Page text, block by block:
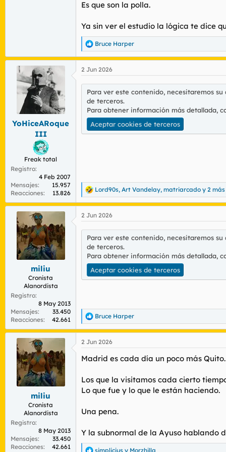
Para ver este contenido, necesitaremos
Para obtener información más
Aceptar cookies de terceros
Ver el archivos adjunto 221472
Ver el archivos adjunto 221473
Ver el archivos adjunto 221474
población nacida en el país era clara. En
obstante, este nivel de salud empeora a
básicos que condicionan el estado de
migrante, en condiciones de igualdad de
barreras en el acceso debido a factores
o étnicos. Diversos análisis muestran que
uso de los servicios sanitarios, reduciendo
-----------------
Imagina que tu conclusión sea esa, y no
Es que son la polla.
Ya sin ver el estudio la lógica te dice
R
e
a
c
o
n
e
s
Bruce Harper
YoHiceARoque
III
Freak total
Registro
4 Feb 2007
Mensajes
15.957
Reacciones
13.826
2 Jun 2026
Para ver este contenido, necesitaremos
de terceros.
Para obtener información más detallada,
Aceptar cookies de terceros
R
e
a
c
o
n
e
s
Lord90s, Art Vandelay, matriarcado y 2 más
miliu
Cronista
Alanordista
Registro
8 May 2013
Mensajes
33.450
Reacciones
42.661
2 Jun 2026
Para ver este contenido, necesitaremos
de terceros.
Para obtener información más detallada,
Aceptar cookies de terceros
R
e
a
c
i
e
s
Bruce Harper
miliu
Cronista
Alanordista
Registro
8 May 2013
Mensajes
33.450
Reacciones
42.661
2 Jun 2026
Madrid es cada día un poco más Quito.
Los que la visitamos cada cierto
Lo que fue y lo que le están haciendo.
Una pena.
Y la subnormal de la Ayuso hablando
simplicius y Morzhilla